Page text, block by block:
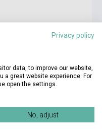
Privacy policy
data, to improve our website,
a great website experience. For
open the settings.
No, adjust